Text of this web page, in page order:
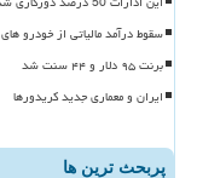
سقوط درآمد مالیاتی از خودرو
برنت ۹۵ دلار و ۴۴ سنت شد
ایران و معماری جدید کریدورها
پربحث ترین ها